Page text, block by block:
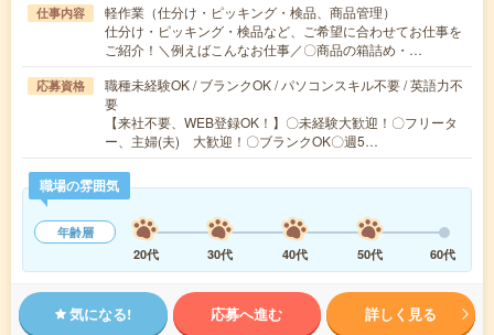
仕事内容
軽作業（仕分け・ピッキング・検品、商品管理）
仕分け・ピッキング・検品など、ご希望に合わせてお仕事を
ご紹介！＼例えばこんなお仕事／〇商品の箱詰め・…
応募資格
職種未経験OK / ブランクOK / パソコンスキル不要 / 英語力不
要
【来社不要、WEB登録OK！】〇未経験大歓迎！〇フリータ
ー、主婦(夫) 大歓迎！〇ブランクOK〇週5…
職場の雰囲気
年齢層
20代
30代 40代 50代 60代
気になる! 応募へ進む 詳しく見る